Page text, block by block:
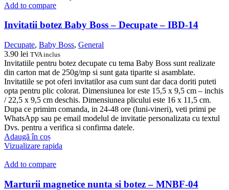
Add to compare
Invitatii botez Baby Boss – Decupate – IBD-14
Decupate, Baby Boss, General
3.90 lei TVA inclus
Invitatiile pentru botez decupate cu tema Baby Boss sunt realizate
din carton mat de 250g/mp si sunt gata tiparite si asamblate.
Invitatiile se pot oferi invitatilor asa cum sunt dar daca doriti puteti
opta pentru plic colorat. Dimensiunea lor este 15,5 x 9,5 cm – inchis
/ 22,5 x 9,5 cm deschis. Dimensiunea plicului este 16 x 11,5 cm.
Dupa ce primim comanda, in 24-48 ore (luni-vineri), veti primi pe
WhatsApp sau pe email modelul de invitatie personalizata cu textul
Dvs. pentru a verifica si confirma datele.
Adaugă în coș
Vizualizare rapida
Add to compare
Marturii magnetice nunta si botez – MNBF-04